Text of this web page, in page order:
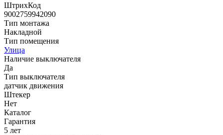
ШтрихКод
9002759942090
Тип монтажа
Накладной
Тип помещения
Улица
Наличие выключателя
Да
Тип выключателя
датчик движения
Штекер
Нет
Каталог
Гарантия
5 лет